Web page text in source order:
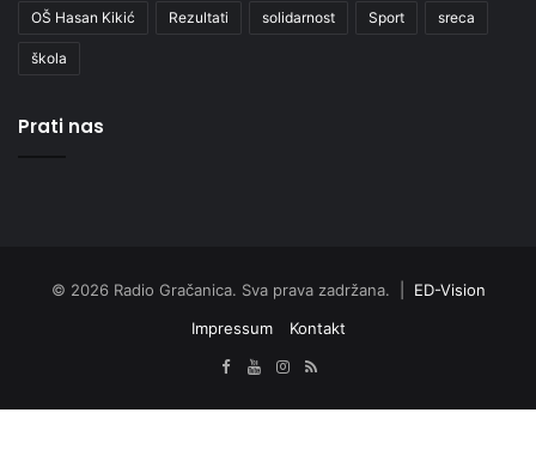
OŠ Hasan Kikić Rezultati solidarnost Sport sreca
škola
Prati nas
© 2026 Radio Gračanica. Sva prava zadržana. | ED-Vision
Impressum
Kontakt